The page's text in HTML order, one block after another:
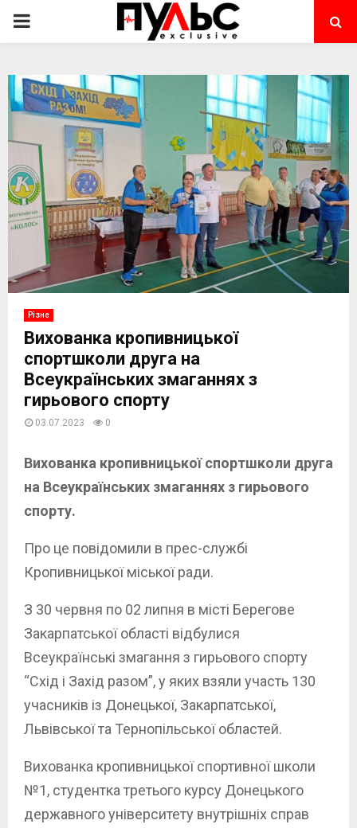
PRIMARY
Різне
Вихованка кропивницької
спортшколи друга на
Всеукраїнських змаганнях з
гирьового спорту
03.07.2023 0
Вихованка кропивницької спортшколи друга
на Всеукраїнських змаганнях з гирьового
спорту.
Про це повідомили в прес-службі
Кропивницької міської ради.
З 30 червня по 02 липня в місті Берегове
Закарпатської області відбулися
Всеукраїнські змагання з гирьового спорту
“Схід і Захід разом”, у яких взяли участь 130
учасників із Донецької, Закарпатської,
Львівської та Тернопільської областей.
Вихованка кропивницької спортивної школи
№1, студентка третього курсу Донецького
державного університету внутрішніх справ